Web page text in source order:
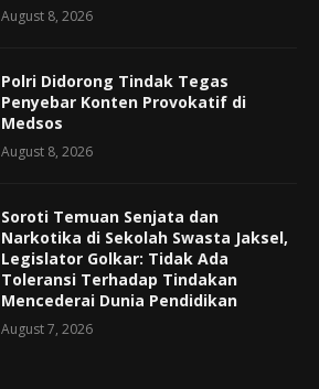
August 8, 2026
Polri Didorong Tindak Tegas
Penyebar Konten Provokatif di
Medsos
August 8, 2026
Soroti Temuan Senjata dan
Narkotika di Sekolah Swasta Jaksel,
Legislator Golkar: Tidak Ada
Toleransi Terhadap Tindakan
Mencederai Dunia Pendidikan
August 7, 2026